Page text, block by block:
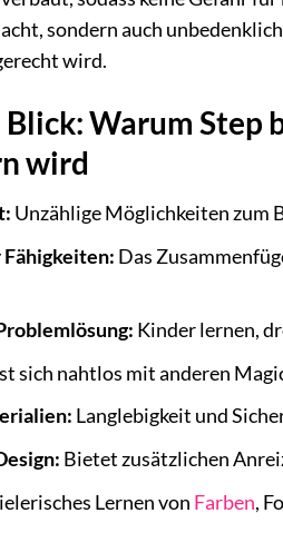
sondern auch
wird.
Warum Step
wird
Unzählige Möglichkeiten zum
Das
Kinder lernen,
sich nahtlos mit anderen
Langlebigkeit und
Bietet zusätzlichen
Lernen von Farben,